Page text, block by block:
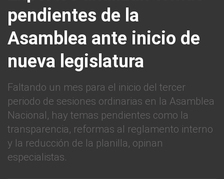
pendientes de la
Asamblea ante inicio de
nueva legislatura
Faltando un mes para el inicio del tercer
periodo de sesiones ordinarias en la Asamblea
Nacional, hay temas pendientes como la
transparencia, reformas al reglamento interno
y la reducción de la planilla, opinan
especialistas.